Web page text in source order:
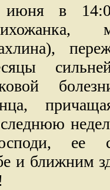
в
ее
и ближним